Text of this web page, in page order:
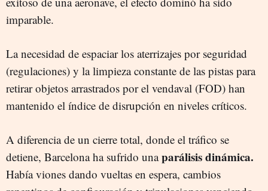
imparable.
La necesidad de espaciar los aterrizajes por seguridad
(regulaciones) y la limpieza constante de las pistas para
retirar objetos arrastrados por el vendaval (FOD) han
mantenido el índice de disrupción en niveles críticos.
A diferencia de un cierre total, donde el tráfico se
detiene, Barcelona ha sufrido unaparálisis dinámica.
Había viones dando vueltas en espera, cambios